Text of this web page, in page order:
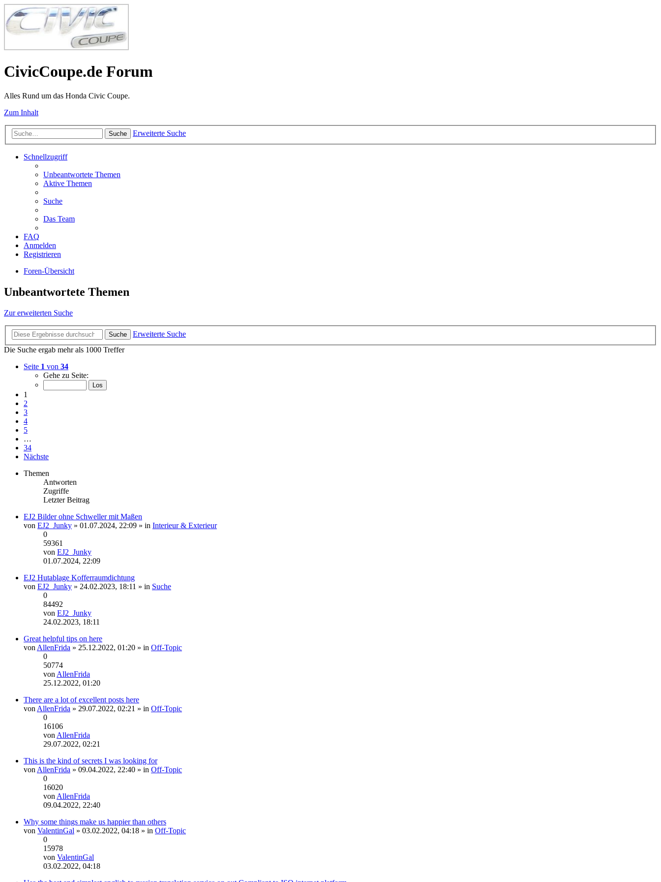
CivicCoupe.de Forum
Alles Rund um das Honda Civic Coupe.
Zum Inhalt
Suche Erweiterte Suche
Schnellzugriff
Unbeantwortete Themen
Aktive Themen
Suche
Das Team
FAQ
Anmelden
Registrieren
Foren-Übersicht
Unbeantwortete Themen
Zur erweiterten Suche
Suche
Erweiterte Suche
Die Suche ergab mehr als 1000 Treffer
Seite 1 von 34
Gehe zu Seite:
1
2
3
4
5
…
34
Nächste
Themen
Antworten
Zugriffe
Letzter Beitrag
EJ2 Bilder ohne Schweller mit Maßen
Dateianhang
von EJ2_Junky » 01.07.2024, 22:09 » in Interieur & Exterieur
0
59361
von EJ2_Junky
Neuester
01.07.2024, 22:09
EJ2 Hutablage Kofferraumdichtung
von EJ2_Junky » 24.02.2023, 18:11 » in Suche
0
84492
von EJ2_Junky
24.02.2023, 18:11
Great helpful tips on here
von AllenFrida » 25.12.2022, 01:20 » in Off-Topic
0
50774
von AllenFrida
Neuester
25.12.2022, 01:20
There are a lot of excellent posts here
von AllenFrida » 29.07.2022, 02:21 » in Off-Topic
0
16106
von AllenFrida
Neuester
29.07.2022, 02:21
This is the kind of secrets I was looking for
von AllenFrida » 09.04.2022, 22:40 » in Off-Topic
0
16020
von AllenFrida
Neuester
09.04.2022, 22:40
Why some things make us happier than others
von ValentinGal » 03.02.2022, 04:18 » in Off-Topic
0
15978
von ValentinGal
03.02.2022, 04:18